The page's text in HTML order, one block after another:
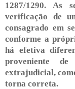
1287/1290. As
verificação de
consagrado em
conforme a
há efetiva
proveniente
extrajudicial,
torna correta.